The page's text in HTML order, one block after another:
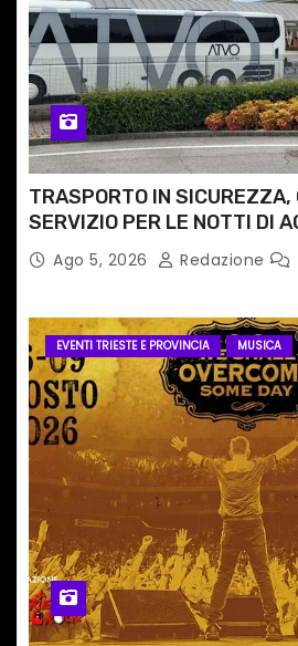
TRASPORTO IN SICUREZZA,
SERVIZIO PER LE NOTTI DI
PERCORSI, FERMATE E
Ago 5, 2026 Redazione
EVENTI TRIESTE E PROVINCIA MUSICA